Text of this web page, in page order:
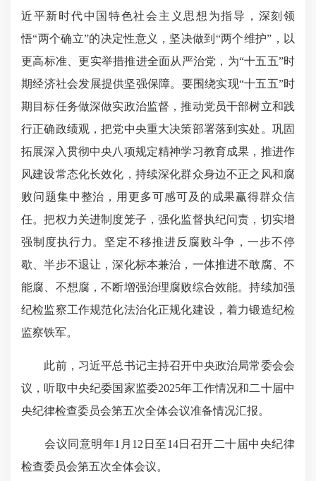
近平新时代中国特色社会主义思想为指导，深刻领
悟“两个确立”的决定性意义，坚决做到“两个维护”，以
更高标准、更实举措推进全面从严治党，为“十五五”时
期经济社会发展提供坚强保障。要围绕实现“十五五”时
期目标任务做深做实政治监督，推动党员干部树立和践
行正确政绩观，把党中央重大决策部署落到实处。巩固
拓展深入贯彻中央八项规定精神学习教育成果，推进作
风建设常态化长效化，持续深化群众身边不正之风和腐
败问题集中整治，用更多可感可及的成果赢得群众信
任。把权力关进制度笼子，强化监督执纪问责，切实增
强制度执行力。坚定不移推进反腐败斗争，一步不停
歇、半步不退让，深化标本兼治，一体推进不敢腐、不
能腐、不想腐，不断增强治理腐败综合效能。持续加强
纪检监察工作规范化法治化正规化建设，着力锻造纪检
监察铁军。
此前，习近平总书记主持召开中央政治局常委会会
议，听取中央纪委国家监委2025年工作情况和二十届中
央纪律检查委员会第五次全体会议准备情况汇报。
会议同意明年1月12日至14日召开二十届中央纪律
检查委员会第五次全体会议。